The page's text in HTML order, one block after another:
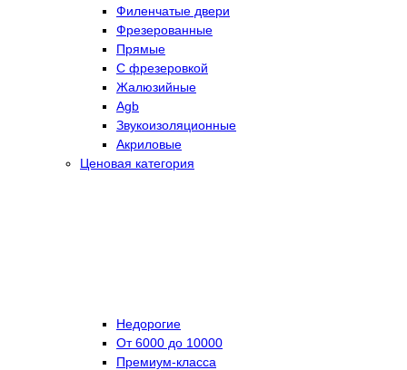
Филенчатые двери
Фрезерованные
Прямые
С фрезеровкой
Жалюзийные
Agb
Звукоизоляционные
Акриловые
Ценовая категория
Недорогие
От 6000 до 10000
Премиум-класса